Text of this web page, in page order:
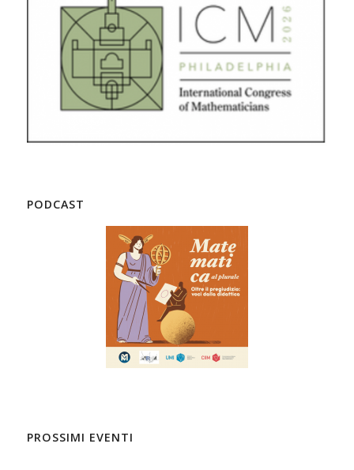
PODCAST
PROSSIMI EVENTI